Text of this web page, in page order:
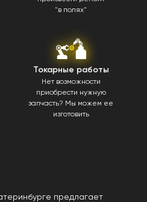
"в полях"
Токарные работы
Нет возможности
приобрести нужную
запчасть? Мы можем ее
изготовить
предлагает